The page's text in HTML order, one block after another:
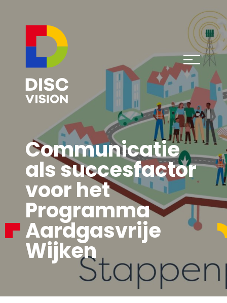
Communicatie
als succesfactor
voor het
Programma
Aardgasvrije
Wijken